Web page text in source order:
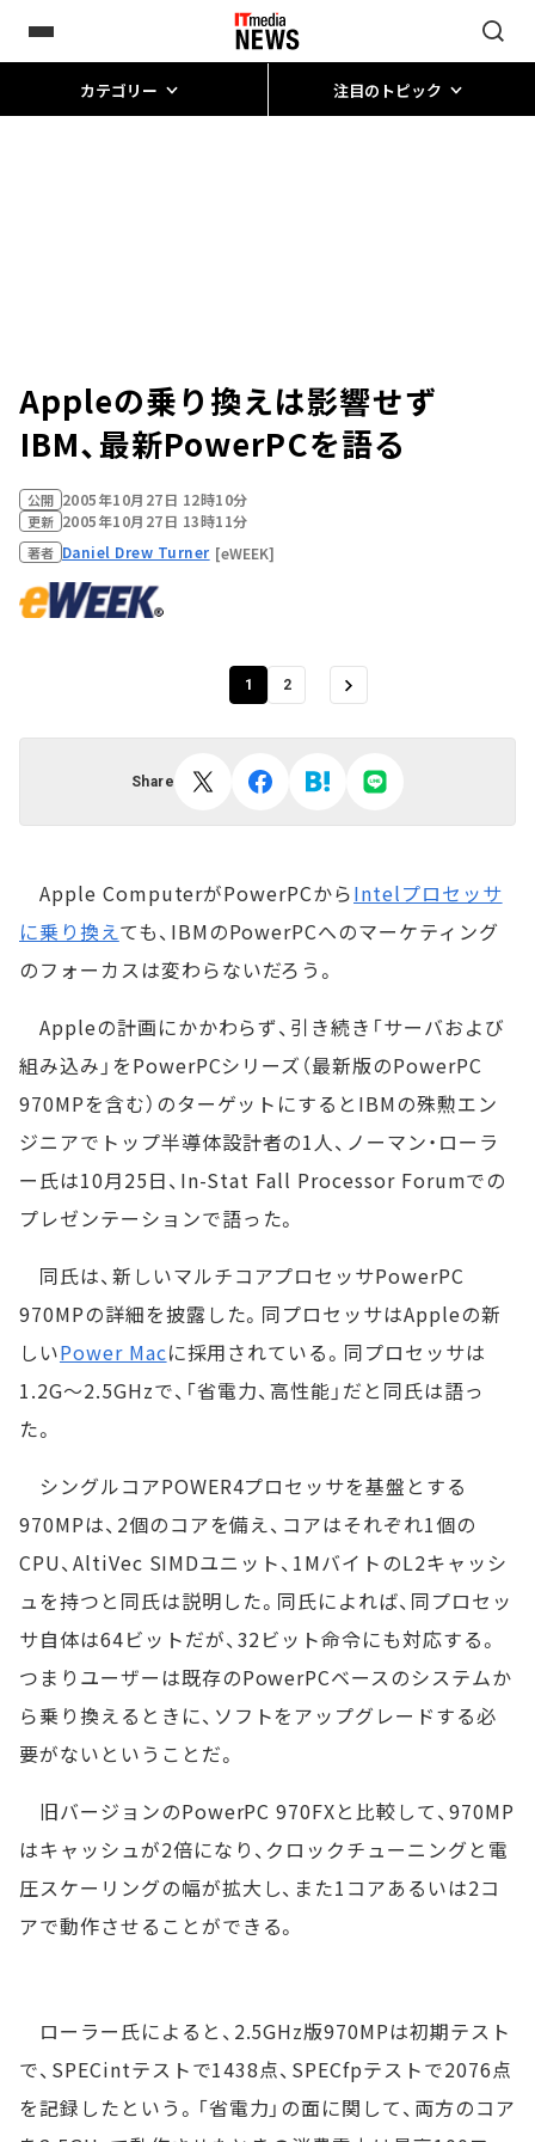
カテゴリー 注目のトピック
Appleの乗り換えは影響せず
――IBM、最新PowerPCを語る
公開 2005年10月27日 12時10分
更新 2005年10月27日 13時11分
著者 Daniel Drew Turner [eWEEK]
1 2
Share
Apple ComputerがPowerPCからIntelプロセッサ
に乗り換えても、IBMのPowerPCへのマーケティング
のフォーカスは変わらないだろう。
Appleの計画にかかわらず、引き続き「サーバおよび
組み込み」をPowerPCシリーズ（最新版のPowerPC
970MPを含む）のターゲットにするとIBMの殊勲エン
ジニアでトップ半導体設計者の1人、ノーマン・ローラ
ー氏は10月25日、In-Stat Fall Processor Forumでの
プレゼンテーションで語った。
同氏は、新しいマルチコアプロセッサPowerPC
970MPの詳細を披露した。同プロセッサはAppleの新
しいPower Macに採用されている。同プロセッサは
1.2G～2.5GHzで、「省電力、高性能」だと同氏は語っ
た。
シングルコアPOWER4プロセッサを基盤とする
970MPは、2個のコアを備え、コアはそれぞれ1個の
CPU、AltiVec SIMDユニット、1MバイトのL2キャッシ
ュを持つと同氏は説明した。同氏によれば、同プロセッ
サ自体は64ビットだが、32ビット命令にも対応する。
つまりユーザーは既存のPowerPCベースのシステムか
ら乗り換えるときに、ソフトをアップグレードする必
要がないということだ。
旧バージョンのPowerPC 970FXと比較して、970MP
はキャッシュが2倍になり、クロックチューニングと電
圧スケーリングの幅が拡大し、また1コアあるいは2コ
アで動作させることができる。
ローラー氏によると、2.5GHz版970MPは初期テスト
で、SPECintテストで1438点、SPECfpテストで2076点
を記録したという。「省電力」の面に関して、両方のコア